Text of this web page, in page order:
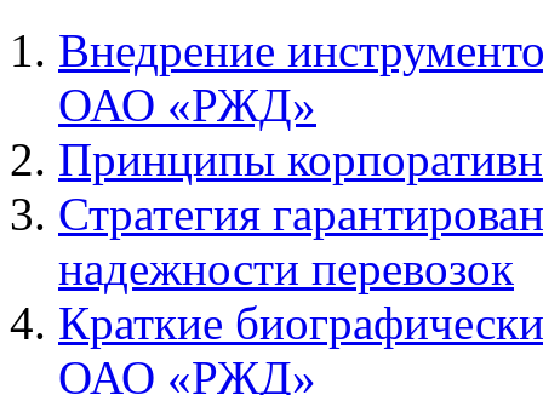
Внедрение
ОАО «РЖД»
Принципы
Стратегия
надежности перевозок
Краткие
ОАО «РЖД»